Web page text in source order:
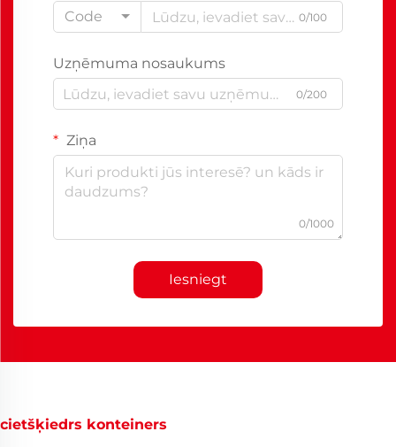
Code
0/100
Uzņēmuma nosaukums
0/200
Ziņa
0/1000
Iesniegt
cietšķiedrs konteiners